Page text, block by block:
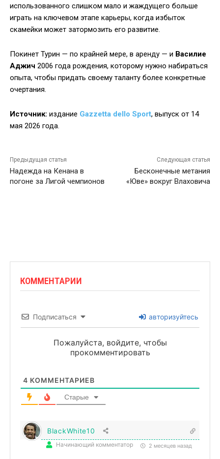
использованного слишком мало и жаждущего больше
играть на ключевом этапе карьеры, когда избыток
скамейки может затормозить его развитие.
Покинет Турин — по крайней мере, в аренду — и Василие
Аджич 2006 года рождения, которому нужно набираться
опыта, чтобы придать своему таланту более конкретные
очертания.
Источник: издание Gazzetta dello Sport, выпуск от 14
мая 2026 года.
Предыдущая статья
Надежда на Кенана в
погоне за Лигой чемпионов
Следующая статья
Бесконечные метания
«Юве» вокруг Влаховича
КОММЕНТАРИИ
Подписаться авторизуйтесь
Пожалуйста, войдите, чтобы
прокомментировать
4 КОММЕНТАРИЕВ
Старые
BlackWhite10
Начинающий комментатор 2 месяцев назад